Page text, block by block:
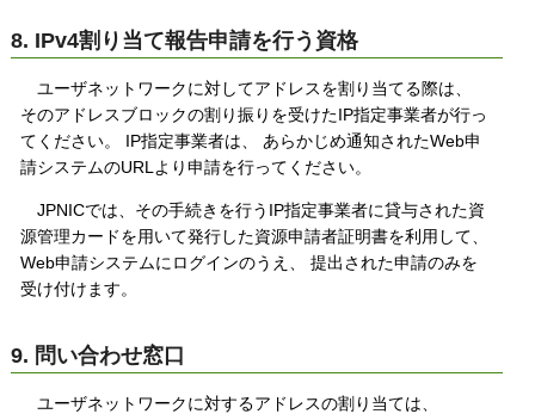
8. IPv4割り当て報告申請を行う資格
ユーザネットワークに対してアドレスを割り当てる際は、
そのアドレスブロックの割り振りを受けたIP指定事業者が行っ
てください。 IP指定事業者は、 あらかじめ通知されたWeb申
請システムのURLより申請を行ってください。
JPNICでは、その手続きを行うIP指定事業者に貸与された資
源管理カードを用いて発行した資源申請者証明書を利用して、
Web申請システムにログインのうえ、 提出された申請のみを
受け付けます。
9. 問い合わせ窓口
ユーザネットワークに対するアドレスの割り当ては、